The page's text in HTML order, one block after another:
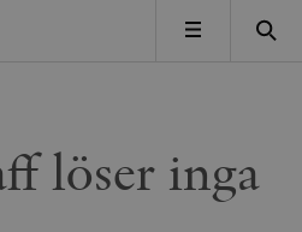
MENY
löser inga